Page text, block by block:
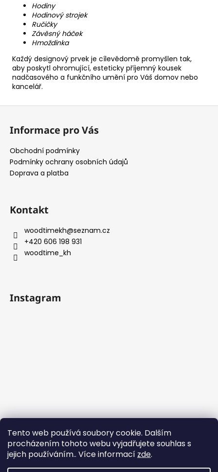
Tento web používá soubory cookie. Dalším
procházením tohoto webu vyjadřujete souhlas s
jejich používáním.. Více informací zde.
Hodiny
Hodinový strojek
Ručičky
Závěsný háček
Hmoždinka
Každý designový prvek je cílevědomě promyšlen tak,
aby poskytl ohromující, esteticky příjemný kousek
nadčasového a funkčního umění pro Váš domov nebo
kancelář.
Z
Informace pro Vás
Obchodní podmínky
Podmínky ochrany osobních údajů
Doprava a platba
Kontakt
woodtimekh@seznam.cz
+420 606 198 931
woodtime_kh
Instagram